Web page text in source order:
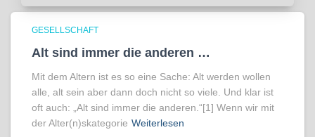
GESELLSCHAFT
Alt sind immer die anderen …
Mit dem Altern ist es so eine Sache: Alt werden wollen
alle, alt sein aber dann doch nicht so viele. Und klar ist
oft auch: „Alt sind immer die anderen.“[1] Wenn wir mit
der Alter(n)skategorie Weiterlesen